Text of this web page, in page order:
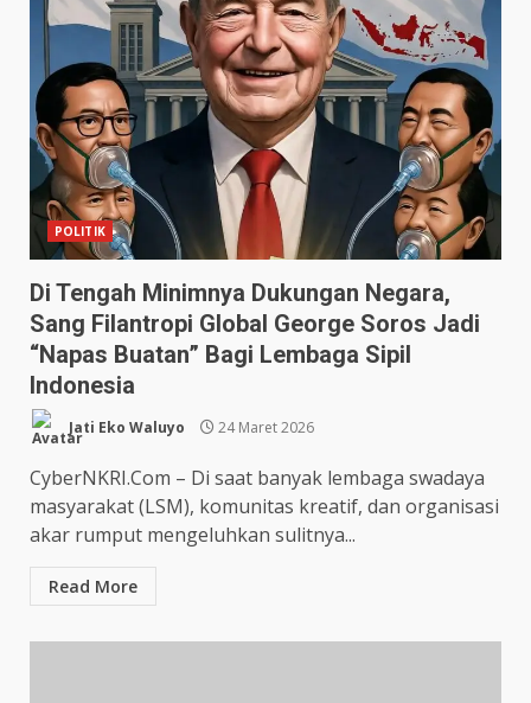
POLITIK
Di Tengah Minimnya Dukungan Negara,
Sang Filantropi Global George Soros Jadi
“Napas Buatan” Bagi Lembaga Sipil
Indonesia
Jati Eko Waluyo 24 Maret 2026
CyberNKRI.Com – Di saat banyak lembaga swadaya
masyarakat (LSM), komunitas kreatif, dan organisasi
akar rumput mengeluhkan sulitnya...
Read More